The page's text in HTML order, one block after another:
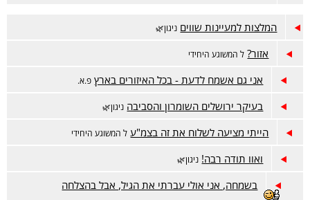
המלצות למעיינות שווים ניגון🌿
אזור? ל המשוגע היחידי
אני גם אשמח לדעת - בכל האיזורים בארץ פ.א.
בעיקר ירושלים השומרון והסביבה ניגון🌿
הייתי מציעה לשלוח את זה בצמ"ע ל המשוגע היחידי
ואוו תודה רבה! ניגון🌿
בשמחה, אני אולי עברתי את הגיל, אבל בהצלחה